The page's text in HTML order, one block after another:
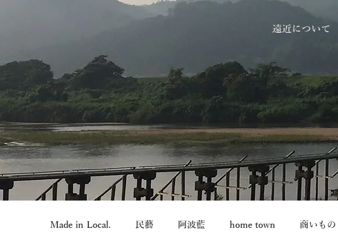
遠近について
Made in Local. 民藝 阿波藍 home town 商いもの